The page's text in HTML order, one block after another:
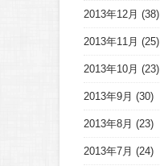
2013年12月 (38)
2013年11月 (25)
2013年10月 (23)
2013年9月 (30)
2013年8月 (23)
2013年7月 (24)